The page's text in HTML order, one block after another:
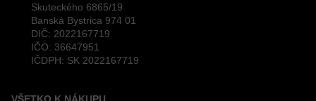
Skuteckého 6865/19
Banská Bystrica 974 01
DIČ: 2022167719
IČO: 36647951
IČDPH: SK 2022167719